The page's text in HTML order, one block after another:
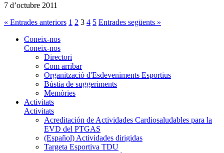
7 d’octubre 2011
« Entrades anteriors 1 2 3 4 5 Entrades següents »
Coneix-nos
Coneix-nos
Directori
Com arribar
Organització d'Esdeveniments Esportius
Bústia de suggeriments
Memòries
Activitats
Activitats
Acreditación de Actividades Cardiosaludables para la
EVD del PTGAS
(Español) Actividades dirigidas
Targeta Esportiva TDU